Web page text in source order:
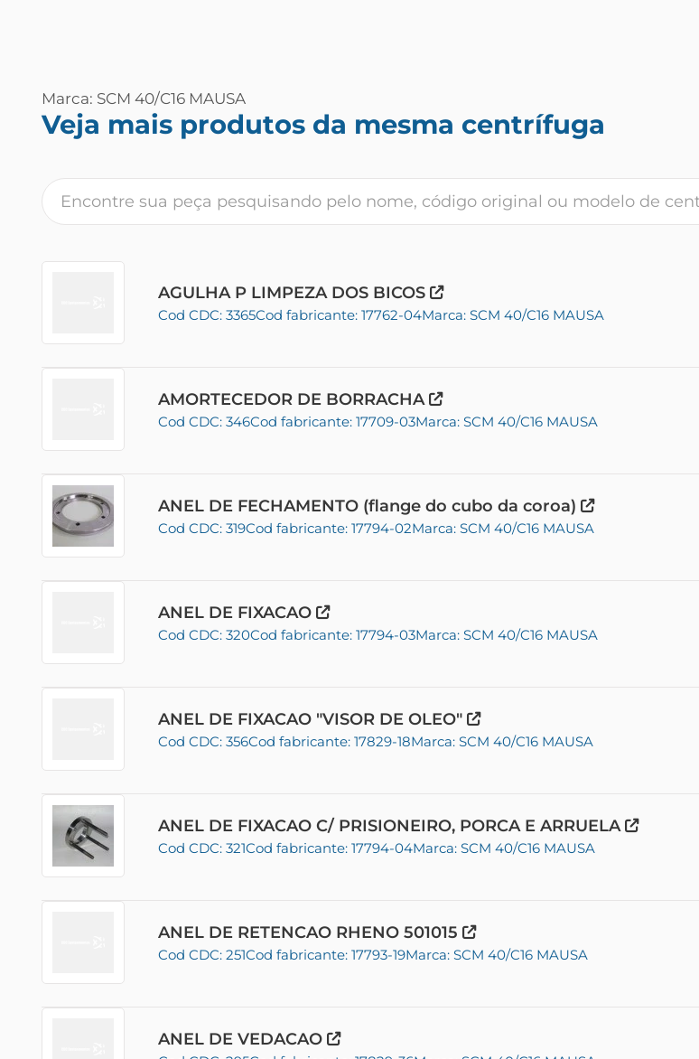
Marca: SCM 40/C16 MAUSA
Veja mais produtos da mesma centrífuga
AGULHA P LIMPEZA DOS BICOS
Cod CDC: 3365Cod fabricante: 17762-04Marca: SCM 40/C16 MAUSA
AMORTECEDOR DE BORRACHA
Cod CDC: 346Cod fabricante: 17709-03Marca: SCM 40/C16 MAUSA
ANEL DE FECHAMENTO (flange do cubo da coroa)
Cod CDC: 319Cod fabricante: 17794-02Marca: SCM 40/C16 MAUSA
ANEL DE FIXACAO
Cod CDC: 320Cod fabricante: 17794-03Marca: SCM 40/C16 MAUSA
ANEL DE FIXACAO "VISOR DE OLEO"
Cod CDC: 356Cod fabricante: 17829-18Marca: SCM 40/C16 MAUSA
ANEL DE FIXACAO C/ PRISIONEIRO, PORCA E ARRUELA
Cod CDC: 321Cod fabricante: 17794-04Marca: SCM 40/C16 MAUSA
ANEL DE RETENCAO RHENO 501015
Cod CDC: 251Cod fabricante: 17793-19Marca: SCM 40/C16 MAUSA
ANEL DE VEDACAO